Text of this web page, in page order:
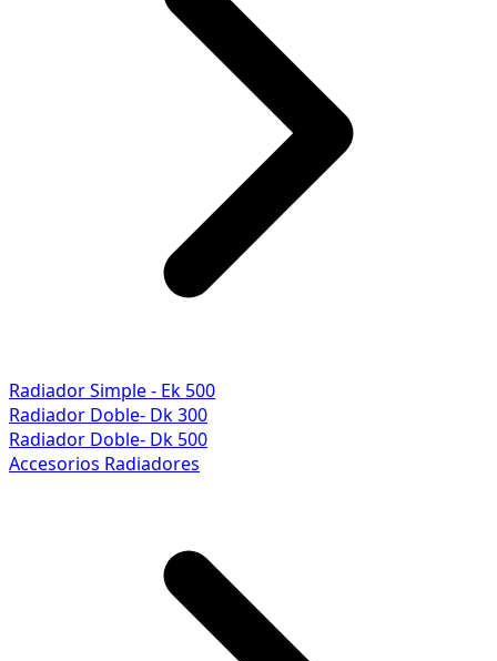
Radiador Simple - Ek 500
Radiador Doble- Dk 300
Radiador Doble- Dk 500
Accesorios Radiadores